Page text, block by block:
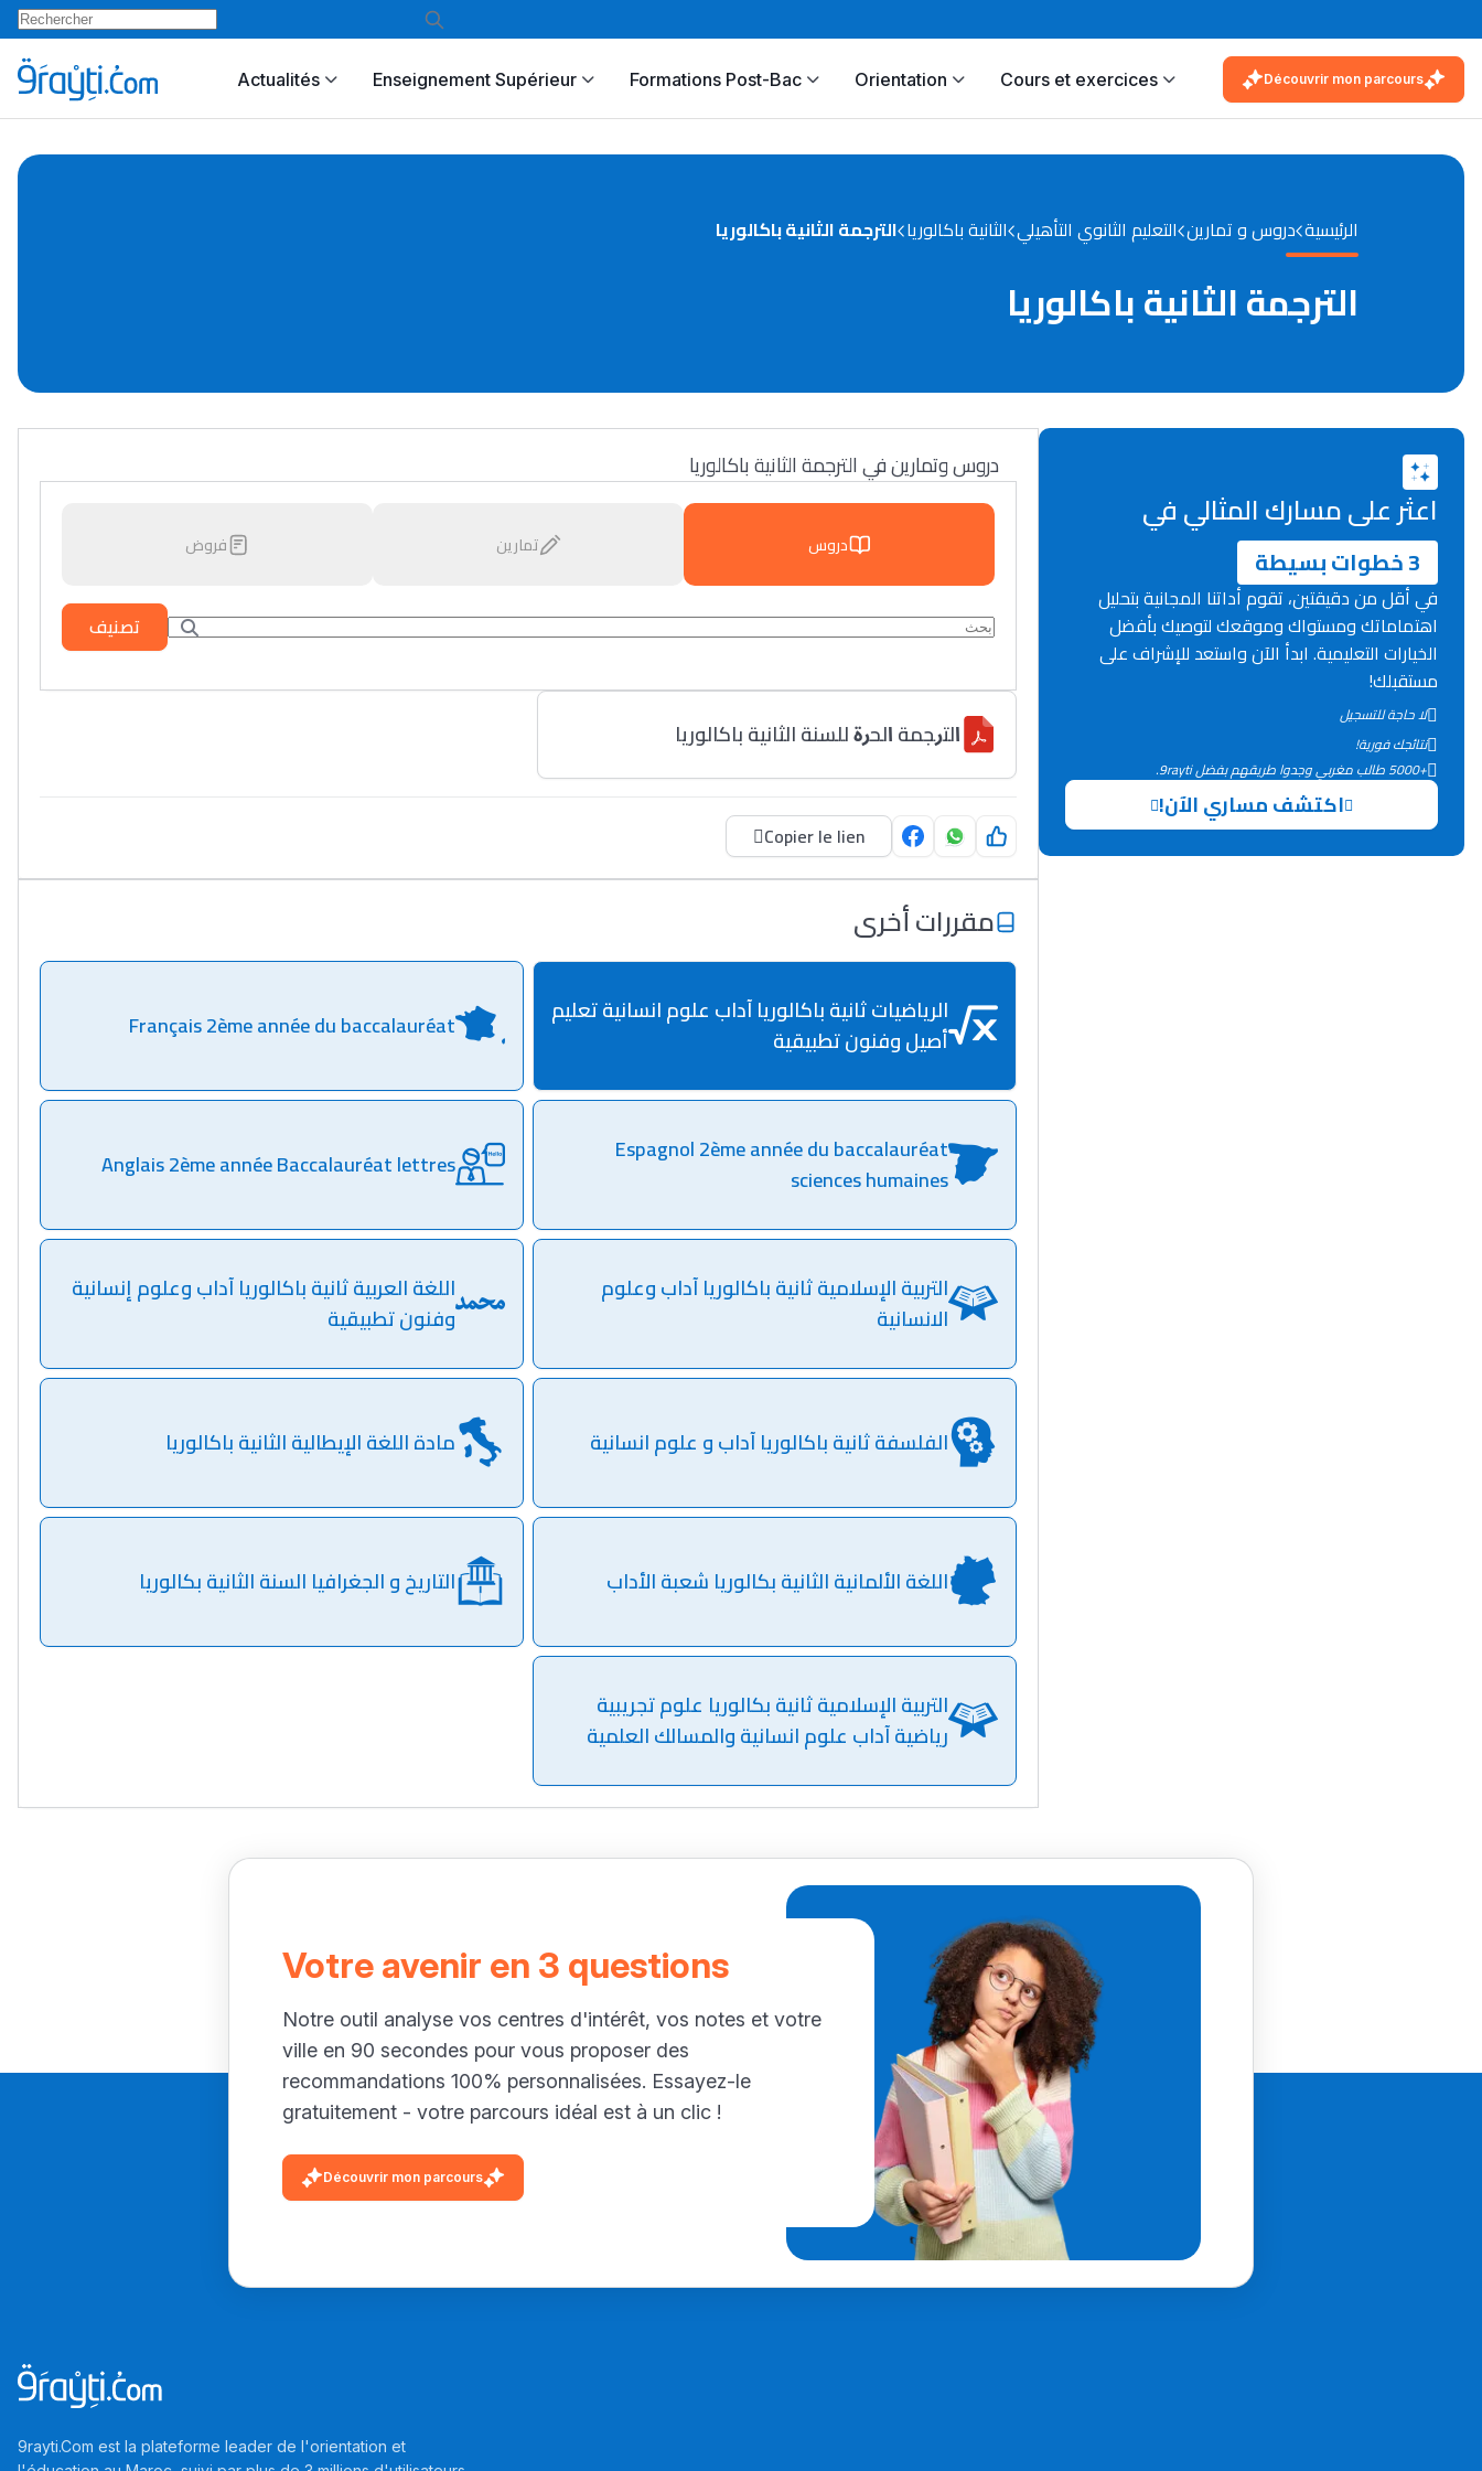
Actualités Enseignement Supérieur Formations Post-Bac Orientation Cours et exercices Découvrir mon parcours
الرئيسية دروس و تمارين التعليم الثانوي التأهيلي الثانية باكالوريا الترجمة الثانية باكالوريا
الترجمة الثانية باكالوريا
دروس وتمارين في الترجمة الثانية باكالوريا
دروس تمارين فروض
تصنيف
ﺍﻟﺘﺭﺠﻤﺔ ﺍﻟﺤﺭﺓ للسنة الثانية باكالوريا
Copier le lien
مقررات أخرى
الرياضيات ثانية باكالوريا آداب علوم انسانية تعليم
أصيل وفنون تطبيقية
Français 2ème année du baccalauréat
Espagnol 2ème année du baccalauréat
sciences humaines
Anglais 2ème année Baccalauréat lettres
التربية الإسلامية ثانية باكالوريا آداب وعلوم
الانسانية
اللغة العربية ثانية باكالوريا آداب وعلوم إنسانية
وفنون تطبيقية
الفلسفة ثانية باكالوريا آداب و علوم انسانية مادة اللغة الإيطالية الثانية باكالوريا
اللغة الألمانية الثانية بكالوريا شعبة الأداب التاريخ و الجغرافيا السنة الثانية بكالوريا
التربية الإسلامية ثانية بكالوريا علوم تجريبية
رياضية آداب علوم انسانية والمسالك العلمية
اعثر على مسارك المثالي في
3 خطوات بسيطة
في أقل من دقيقتين، تقوم أداتنا المجانية بتحليل
اهتماماتك ومستواك وموقعك لتوصيك بأفضل
الخيارات التعليمية. ابدأ الآن واستعد للإشراف على
مستقبلك!
لا حاجة للتسجيل
نتائجك فورية!
+5000 طالب مغربي وجدوا طريقهم بفضل 9rayti.
اكتشف مساري الآن!
Votre avenir en 3 questions
Notre outil analyse vos centres d'intérêt, vos notes et votre
ville en 90 secondes pour vous proposer des
recommandations 100% personnalisées. Essayez-le
gratuitement - votre parcours idéal est à un clic !
Découvrir mon parcours
9rayti.Com est la plateforme leader de l'orientation et